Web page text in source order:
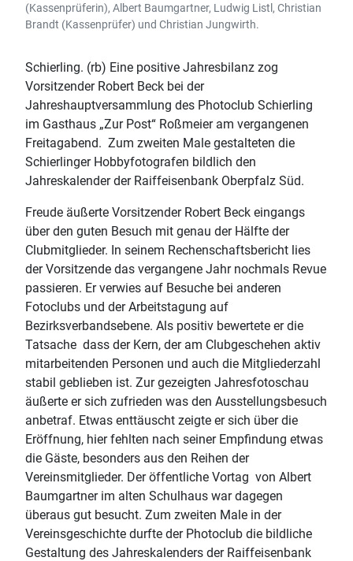
(Kassenprüferin), Albert Baumgartner, Ludwig Listl, Christian
Brandt (Kassenprüfer) und Christian Jungwirth.
Schierling. (rb) Eine positive Jahresbilanz zog
Vorsitzender Robert Beck bei der
Jahreshauptversammlung des Photoclub Schierling
im Gasthaus „Zur Post“ Roßmeier am vergangenen
Freitagabend. Zum zweiten Male gestalteten die
Schierlinger Hobbyfotografen bildlich den
Jahreskalender der Raiffeisenbank Oberpfalz Süd.
Freude äußerte Vorsitzender Robert Beck eingangs
über den guten Besuch mit genau der Hälfte der
Clubmitglieder. In seinem Rechenschaftsbericht lies
der Vorsitzende das vergangene Jahr nochmals Revue
passieren. Er verwies auf Besuche bei anderen
Fotoclubs und der Arbeitstagung auf
Bezirksverbandsebene. Als positiv bewertete er die
Tatsache dass der Kern, der am Clubgeschehen aktiv
mitarbeitenden Personen und auch die Mitgliederzahl
stabil geblieben ist. Zur gezeigten Jahresfotoschau
äußerte er sich zufrieden was den Ausstellungsbesuch
anbetraf. Etwas enttäuscht zeigte er sich über die
Eröffnung, hier fehlten nach seiner Empfindung etwas
die Gäste, besonders aus den Reihen der
Vereinsmitglieder. Der öffentliche Vortag von Albert
Baumgartner im alten Schulhaus war dagegen
überaus gut besucht. Zum zweiten Male in der
Vereinsgeschichte durfte der Photoclub die bildliche
Gestaltung des Jahreskalenders der Raiffeisenbank